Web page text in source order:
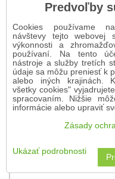
Hnedá čiapka
Predvoľby
Cookies používame
návštevy tejto webovej
výkonnosti a
používaní. Na tento
nástroje a služby tretích
údaje sa môžu preniesť k
alebo iných krajinách.
všetky cookies"
spracovaním. Nižšie
informácie alebo upraviť
Zásady
Ukázať podrobnosti